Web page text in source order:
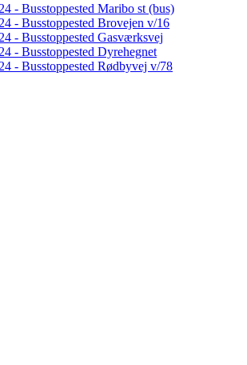
- Busstoppested Maribo st (bus)
- Busstoppested Brovejen v/16
- Busstoppested Gasværksvej
- Busstoppested Dyrehegnet
- Busstoppested Rødbyvej v/78